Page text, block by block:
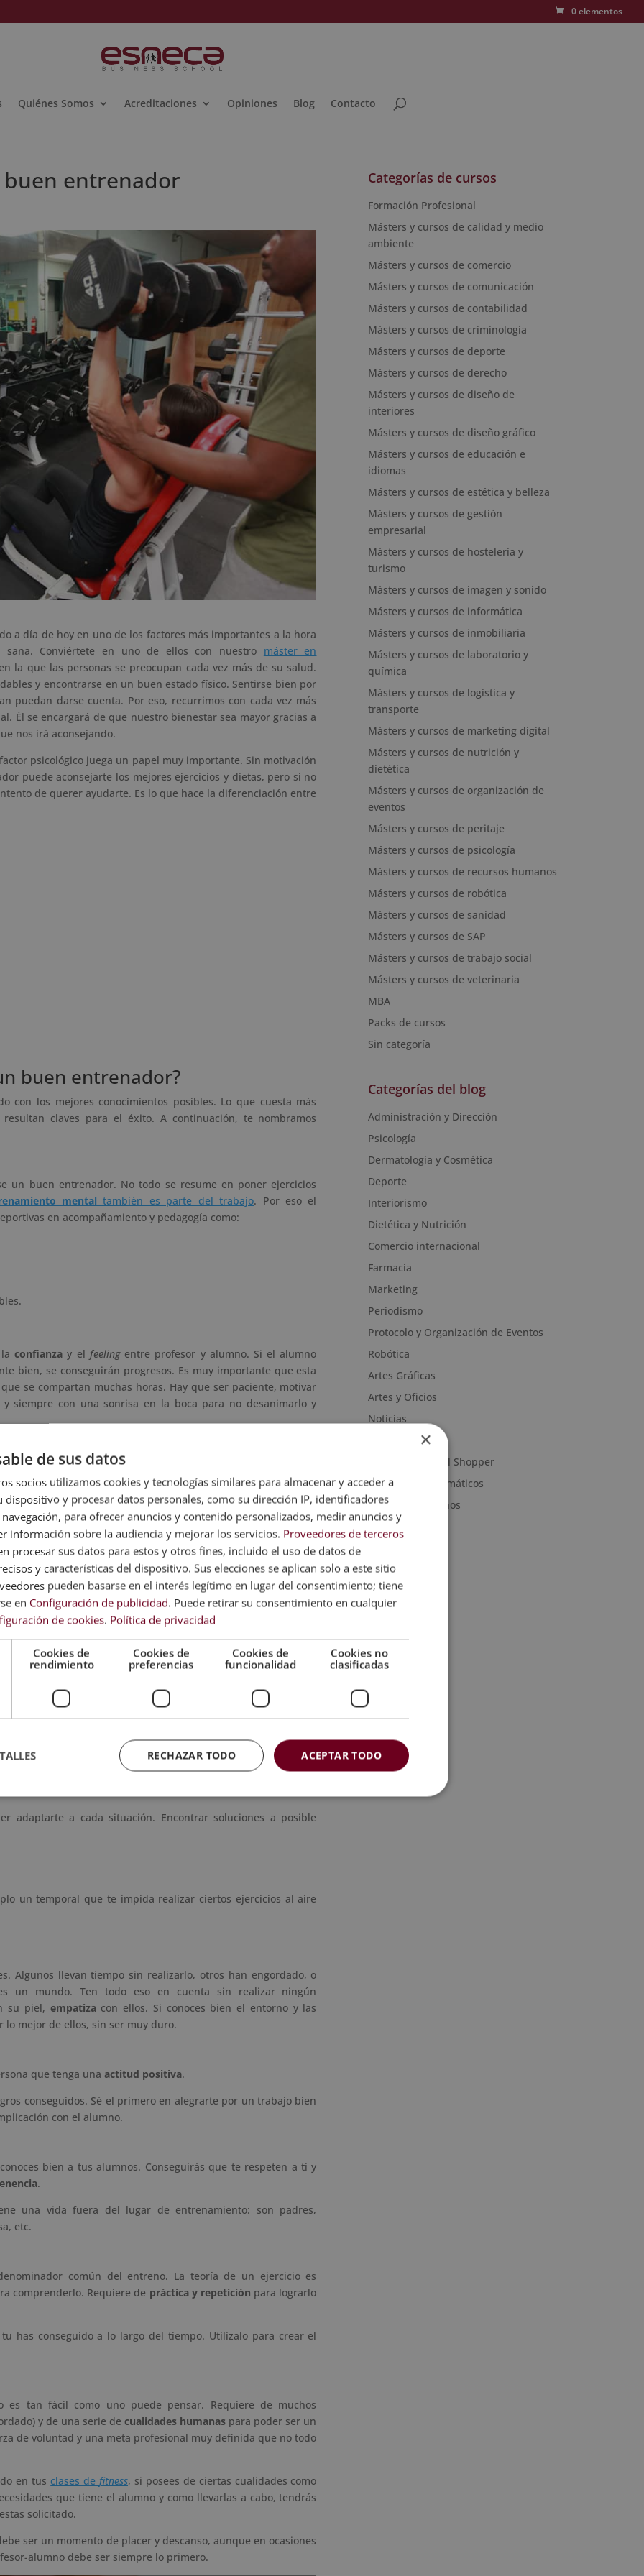
0 elementos
Quiénes Somos Acreditaciones Opiniones Blog Contacto
buen entrenador
a día de hoy en uno de los factores más importantes a la hora
Conviértete en uno de ellos con nuestro máster en
la que las personas se preocupan cada vez más de su salud.
y encontrarse en un buen estado físico. Sentirse bien por
puedan darse cuenta. Por eso, recurrimos con cada vez más
Él se encargará de que nuestro bienestar sea mayor gracias a
nos irá aconsejando.
psicológico juega un papel muy importante. Sin motivación
puede aconsejarte los mejores ejercicios y dietas, pero si no
de querer ayudarte. Es lo que hace la diferenciación entre
buen entrenador?
con los mejores conocimientos posibles. Lo que cuesta más
claves para el éxito. A continuación, te nombramos
un buen entrenador. No todo se resume en poner ejercicios
mental también es parte del trabajo. Por eso el
en acompañamiento y pedagogía como:
laconfianza y el feeling entre profesor y alumno. Si el alumno
bien, se conseguirán progresos. Es muy importante que esta
se compartan muchas horas. Hay que ser paciente, motivar
siempre con una sonrisa en la boca para no desanimarlo y
y no lo está, es imposible que tus alumnos lo estén. Hay que
las clases. Habrá momentos en los que se sentirán “flojos” o
los consejos que uno da y ver que funcionan.
a tus clientes, en ganas de superación y mejorar. Y por
realistas. Conseguir realizar objetivos, por pequeños que
ganas de seguir adelante.
Debes ayudar a los alumnos a alcanzar sus objetivos,
que alcancen el éxito. Eso supone ser puntual, revisar los
personalizada y ser organizado. Planifica unas reglas y
adaptarte a cada situación. Encontrar soluciones a posible
un temporal que te impida realizar ciertos ejercicios al aire
Algunos llevan tiempo sin realizarlo, otros han engordado, o
un mundo. Ten todo eso en cuenta sin realizar ningún
su piel, empatizacon ellos. Si conoces bien el entorno y las
lo mejor de ellos, sin ser muy duro.
que tenga una actitud positiva.
conseguidos. Sé el primero en alegrarte por un trabajo bien
con el alumno.
bien a tus alumnos. Conseguirás que te respeten a ti y
.
una vida fuera del lugar de entrenamiento: son padres,
etc.
común del entreno. La teoría de un ejercicio es
comprenderlo. Requiere de práctica y repetición para lograrlo
has conseguido a lo largo del tiempo. Utilízalo para crear el
es tan fácil como uno puede pensar. Requiere de muchos
y de una serie decualidades humanas para poder ser un
de voluntad y una meta profesional muy definida que no todo
en tus clases de fitness, si posees de ciertas cualidades como
que tiene el alumno y como llevarlas a cabo, tendrás
solicitado.
ser un momento de placer y descanso, aunque en ocasiones
alumno debe ser siempre lo primero.
Categorías de cursos
Formación Profesional
Másters y cursos de calidad y medio
ambiente
Másters y cursos de comercio
Másters y cursos de comunicación
Másters y cursos de contabilidad
Másters y cursos de criminología
Másters y cursos de deporte
Másters y cursos de derecho
Másters y cursos de diseño de
interiores
Másters y cursos de diseño gráfico
Másters y cursos de educación e
idiomas
Másters y cursos de estética y belleza
Másters y cursos de gestión
empresarial
Másters y cursos de hostelería y
turismo
Másters y cursos de imagen y sonido
Másters y cursos de informática
Másters y cursos de inmobiliaria
Másters y cursos de laboratorio y
química
Másters y cursos de logística y
transporte
Másters y cursos de marketing digital
Másters y cursos de nutrición y
dietética
Másters y cursos de organización de
eventos
Másters y cursos de peritaje
Másters y cursos de psicología
Másters y cursos de recursos humanos
Másters y cursos de robótica
Másters y cursos de sanidad
Másters y cursos de SAP
Másters y cursos de trabajo social
Másters y cursos de veterinaria
MBA
Packs de cursos
Sin categoría
Categorías del blog
Administración y Dirección
Psicología
Dermatología y Cosmética
Deporte
Interiorismo
Dietética y Nutrición
Comercio internacional
Farmacia
Marketing
Periodismo
Protocolo y Organización de Eventos
Robótica
Artes Gráficas
Artes y Oficios
Noticias
Moda & Personal Shopper
Programas informáticos
Recursos Humanos
×
de sus datos
socios utilizamos cookies y tecnologías similares para almacenar y acceder a
dispositivo y procesar datos personales, como su dirección IP, identificadores
para ofrecer anuncios y contenido personalizados, medir anuncios y
información sobre la audiencia y mejorar los servicios. Proveedores de terceros
procesar sus datos para estos y otros fines, incluido el uso de datos de
y características del dispositivo. Sus elecciones se aplican solo a este sitio
pueden basarse en el interés legítimo en lugar del consentimiento; tiene
en Configuración de publicidad. Puede retirar su consentimiento en cualquier
de cookies. Política de privacidad
Cookies de
rendimiento
Cookies de
preferencias
Cookies de
funcionalidad
Cookies no
clasificadas
ACEPTAR TODO
RECHAZAR TODO